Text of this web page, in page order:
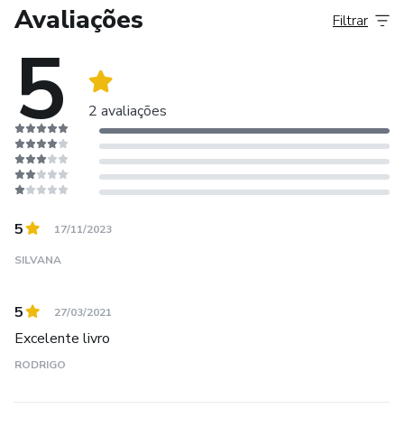
Avaliações
5 2 avaliações
Filtrar
5 17/11/2023
SILVANA
5 27/03/2021
Excelente livro
RODRIGO